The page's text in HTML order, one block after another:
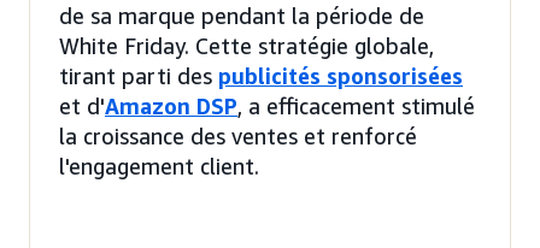
de sa marque pendant la période de
White Friday. Cette stratégie globale,
tirant parti des publicités sponsorisées
et d'Amazon DSP, a efficacement stimulé
la croissance des ventes et renforcé
l'engagement client.